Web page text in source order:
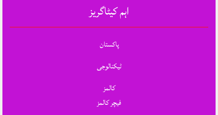
اہم کیٹاگریز
پاکستان
ٹیکنالوجی
کالمز
فیچر کالمز